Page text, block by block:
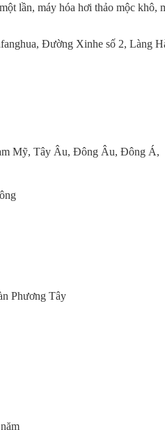
lần, máy hóa hơi thảo mộc khô,
Đường Xinhe số 2, Làng
Mỹ, Tây Âu, Đông Âu, Đông Á,
Phương Tây